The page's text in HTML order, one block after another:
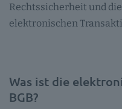
Rechtssicherheit und
elektronischen
Was ist die
BGB?